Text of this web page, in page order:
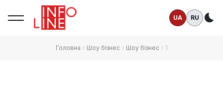
UA RU
Головна Шоу бізнес Шоу бізнес 1